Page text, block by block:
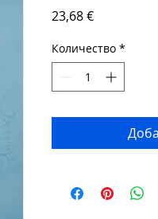
23,68 €Цена
Количество *